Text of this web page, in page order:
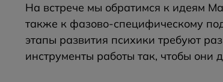
На встрече мы обратимся к идеям
также к фазово-специфическому
этапы развития психики требуют
инструменты работы так, чтобы они